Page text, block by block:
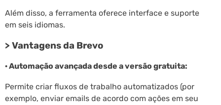
Além disso, a ferramenta oferece interface e suporte
em seis idiomas.
> Vantagens da Brevo
· Automação avançada desde a versão gratuita:
Permite criar fluxos de trabalho automatizados (por
exemplo, enviar emails de acordo com ações em seu